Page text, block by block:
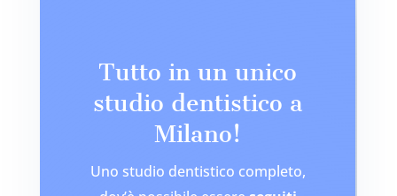
Tutto in un unico
studio dentistico a
Milano!
Uno studio dentistico completo,